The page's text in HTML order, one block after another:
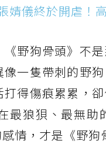
婧儀終於開虐！
野狗骨頭》不
一隻帶刺的野
得傷痕累累，
最狼狽、最無
情，才是《野狗